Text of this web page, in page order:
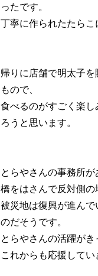
ったです。
丁寧に作られたたらこ
帰りに店舗で明太子
もので、
食べるのがすごく楽
ろうと思います。
とらやさんの事務所が
橋をはさんで反対側の
被災地は復興が進ん
のだそうです。
とらやさんの活躍が
これからも応援してい